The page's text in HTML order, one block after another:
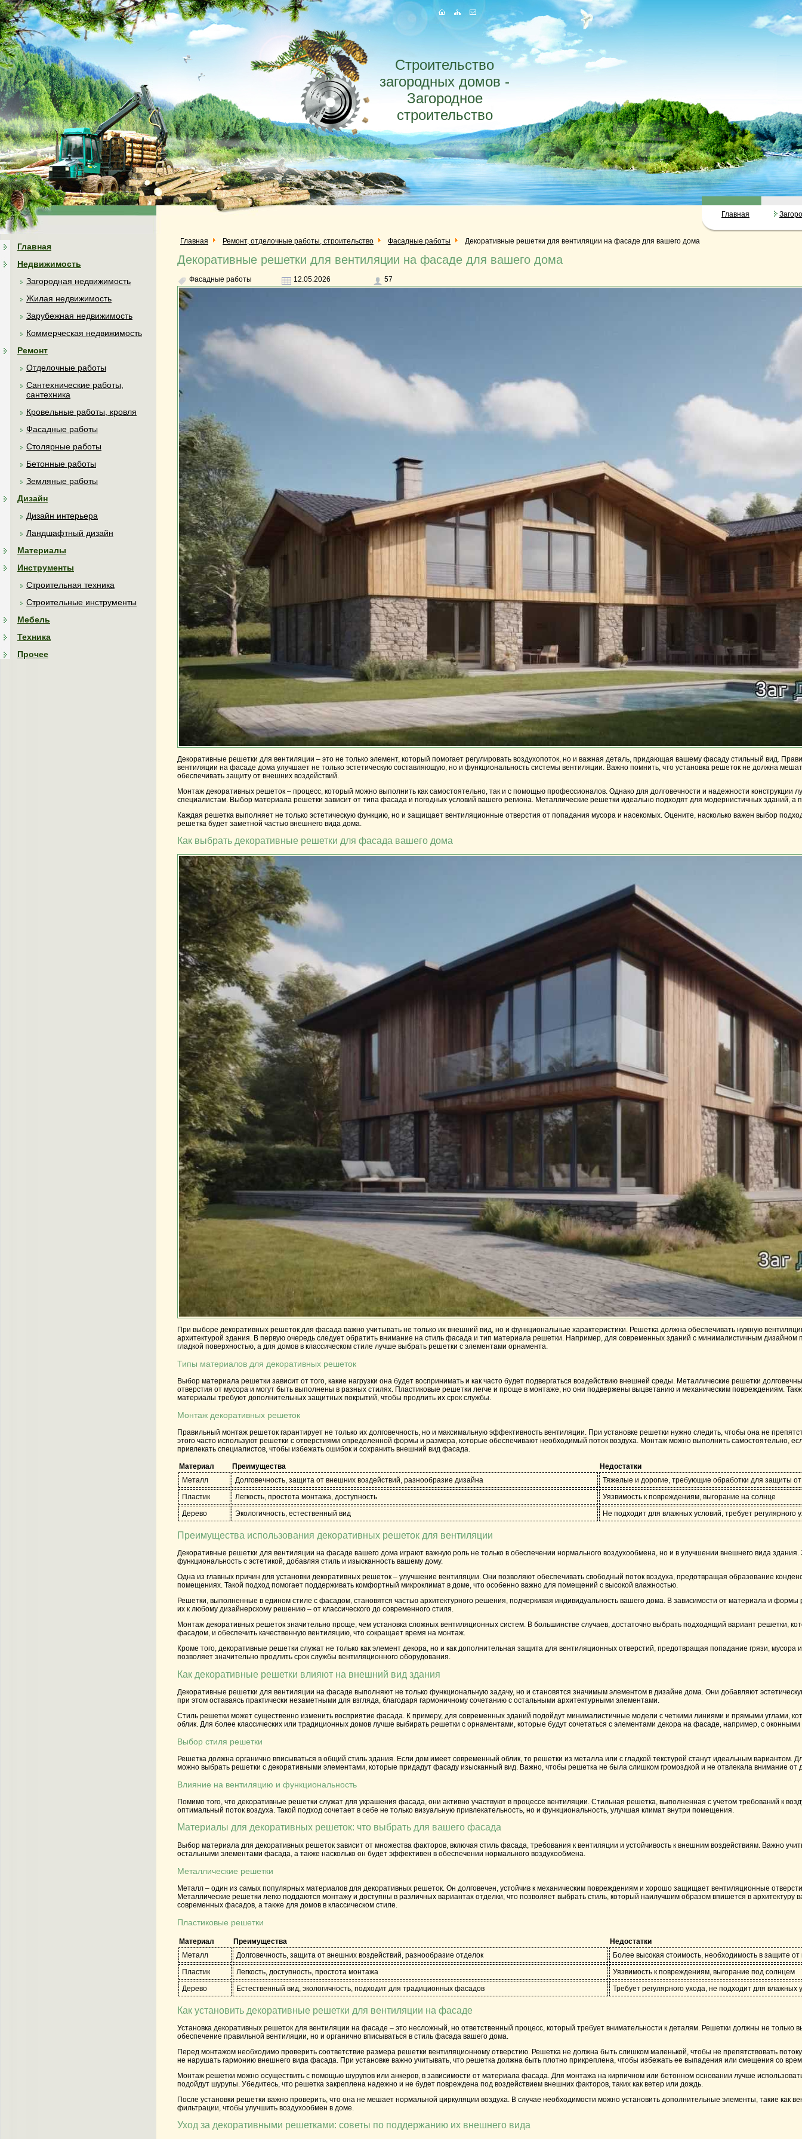
Строительство
загородных домов -
Загородное
строительство
Главная
Главная
Недвижимость
Загородная недвижимость
Жилая недвижимость
Зарубежная недвижимость
Коммерческая недвижимость
Ремонт
Отделочные работы
Сантехнические работы,
сантехника
Кровельные работы, кровля
Фасадные работы
Столярные работы
Бетонные работы
Земляные работы
Дизайн
Дизайн интерьера
Ландшафтный дизайн
Материалы
Инструменты
Строительная техника
Строительные инструменты
Мебель
Техника
Прочее
Главная Ремонт, отделочные работы, строительство Фасадные работы Декоративные решетки для вентиляции на фасаде для вашего дома
Декоративные решетки для вентиляции на фасаде для вашего дома
Фасадные работы 12.05.2026 57
Декоративные решетки для вентиляции – это не только элемент, который помогает регулировать воздухопоток, но и важная деталь, придающая вашему фасаду стильный вид.
вентиляции на фасаде дома улучшает не только эстетическую составляющую, но и функциональность системы вентиляции. Важно помнить, что установка решеток не должна
обеспечивать защиту от внешних воздействий.
Монтаж декоративных решеток – процесс, который можно выполнить как самостоятельно, так и с помощью профессионалов. Однако для долговечности и надежности конструкции
специалистам. Выбор материала решетки зависит от типа фасада и погодных условий вашего региона. Металлические решетки идеально подходят для модернистичных зданий, а
Каждая решетка выполняет не только эстетическую функцию, но и защищает вентиляционные отверстия от попадания мусора и насекомых. Оцените, насколько важен выбор
решетка будет заметной частью внешнего вида дома.
Как выбрать декоративные решетки для фасада вашего дома
При выборе декоративных решеток для фасада важно учитывать не только их внешний вид, но и функциональные характеристики. Решетка должна обеспечивать нужную
архитектурой здания. В первую очередь следует обратить внимание на стиль фасада и тип материала решетки. Например, для современных зданий с минималистичным дизайном
гладкой поверхностью, а для домов в классическом стиле лучше выбрать решетки с элементами орнамента.
Типы материалов для декоративных решеток
Выбор материала решетки зависит от того, какие нагрузки она будет воспринимать и как часто будет подвергаться воздействию внешней среды. Металлические решетки
отверстия от мусора и могут быть выполнены в разных стилях. Пластиковые решетки легче и проще в монтаже, но они подвержены выцветанию и механическим повреждениям.
материалы требуют дополнительных защитных покрытий, чтобы продлить их срок службы.
Монтаж декоративных решеток
Правильный монтаж решеток гарантирует не только их долговечность, но и максимальную эффективность вентиляции. При установке решетки нужно следить, чтобы она не
этого часто используют решетки с отверстиями определенной формы и размера, которые обеспечивают необходимый поток воздуха. Монтаж можно выполнить самостоятельно,
привлекать специалистов, чтобы избежать ошибок и сохранить внешний вид фасада.
Материал Преимущества
Недостатки
Металл
Долговечность, защита от внешних воздействий, разнообразие дизайна
Тяжелые и дорогие, требующие обработки для защиты от
Пластик
Легкость, простота монтажа, доступность
Уязвимость к повреждениям, выгорание на солнце
Дерево
Экологичность, естественный вид Не подходит для влажных условий, требует регулярного
Преимущества использования декоративных решеток для вентиляции
Декоративные решетки для вентиляции на фасаде вашего дома играют важную роль не только в обеспечении нормального воздухообмена, но и в улучшении внешнего вида
функциональность с эстетикой, добавляя стиль и изысканность вашему дому.
Одна из главных причин для установки декоративных решеток – улучшение вентиляции. Они позволяют обеспечивать свободный поток воздуха, предотвращая образование
помещениях. Такой подход помогает поддерживать комфортный микроклимат в доме, что особенно важно для помещений с высокой влажностью.
Решетки, выполненные в едином стиле с фасадом, становятся частью архитектурного решения, подчеркивая индивидуальность вашего дома. В зависимости от материала и формы
их к любому дизайнерскому решению – от классического до современного стиля.
Монтаж декоративных решеток значительно проще, чем установка сложных вентиляционных систем. В большинстве случаев, достаточно выбрать подходящий вариант решетки,
фасадом, и обеспечить качественную вентиляцию, что сокращает время на монтаж.
Кроме того, декоративные решетки служат не только как элемент декора, но и как дополнительная защита для вентиляционных отверстий, предотвращая попадание грязи, мусора
позволяет значительно продлить срок службы вентиляционного оборудования.
Как декоративные решетки влияют на внешний вид здания
Декоративные решетки для вентиляции на фасаде выполняют не только функциональную задачу, но и становятся значимым элементом в дизайне дома. Они добавляют
при этом оставаясь практически незаметными для взгляда, благодаря гармоничному сочетанию с остальными архитектурными элементами.
Стиль решетки может существенно изменить восприятие фасада. К примеру, для современных зданий подойдут минималистичные модели с четкими линиями и прямыми углами,
облик. Для более классических или традиционных домов лучше выбирать решетки с орнаментами, которые будут сочетаться с элементами декора на фасаде, например, с
Выбор стиля решетки
Решетка должна органично вписываться в общий стиль здания. Если дом имеет современный облик, то решетки из металла или с гладкой текстурой станут идеальным вариантом.
можно выбрать решетки с декоративными элементами, которые придадут фасаду изысканный вид. Важно, чтобы решетка не была слишком громоздкой и не отвлекала внимание от
Влияние на вентиляцию и функциональность
Помимо того, что декоративные решетки служат для украшения фасада, они активно участвуют в процессе вентиляции. Стильная решетка, выполненная с учетом требований к
оптимальный поток воздуха. Такой подход сочетает в себе не только визуальную привлекательность, но и функциональность, улучшая климат внутри помещения.
Материалы для декоративных решеток: что выбрать для вашего фасада
Выбор материала для декоративных решеток зависит от множества факторов, включая стиль фасада, требования к вентиляции и устойчивость к внешним воздействиям. Важно
остальными элементами фасада, а также насколько он будет эффективен в обеспечении нормального воздухообмена.
Металлические решетки
Металл – один из самых популярных материалов для декоративных решеток. Он долговечен, устойчив к механическим повреждениям и хорошо защищает вентиляционные
Металлические решетки легко поддаются монтажу и доступны в различных вариантах отделки, что позволяет выбрать стиль, который наилучшим образом впишется в архитектуру
современных фасадов, а также для домов в классическом стиле.
Пластиковые решетки
Материал Преимущества
Недостатки
Металл
Долговечность, защита от внешних воздействий, разнообразие отделок
Более высокая стоимость, необходимость в защите от
Пластик
Легкость, доступность, простота монтажа
Уязвимость к повреждениям, выгорание под солнцем
Дерево
Естественный вид, экологичность, подходит для традиционных фасадов Требует регулярного ухода, не подходит для влажных
Как установить декоративные решетки для вентиляции на фасаде
Установка декоративных решеток для вентиляции на фасаде – это несложный, но ответственный процесс, который требует внимательности к деталям. Решетки должны не только
обеспечение правильной вентиляции, но и органично вписываться в стиль фасада вашего дома.
Перед монтажом необходимо проверить соответствие размера решетки вентиляционному отверстию. Решетка не должна быть слишком маленькой, чтобы не препятствовать
не нарушать гармонию внешнего вида фасада. При установке важно учитывать, что решетка должна быть плотно прикреплена, чтобы избежать ее выпадения или смещения со
Монтаж решетки можно осуществить с помощью шурупов или анкеров, в зависимости от материала фасада. Для монтажа на кирпичном или бетонном основании лучше
подойдут шурупы. Убедитесь, что решетка закреплена надежно и не будет повреждена под воздействием внешних факторов, таких как ветер или дождь.
После установки решетки важно проверить, что она не мешает нормальной циркуляции воздуха. В случае необходимости можно установить дополнительные элементы, такие как
фильтрации, чтобы улучшить воздухообмен в доме.
Уход за декоративными решетками: советы по поддержанию их внешнего вида